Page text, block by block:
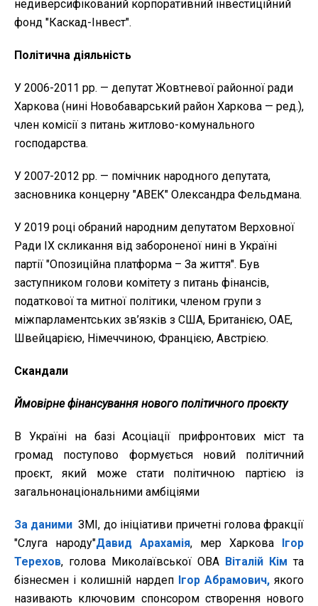
недиверсифікований корпоративний інвестиційний
фонд "Каскад-Інвест".
Політична діяльність
У 2006-2011 рр. — депутат Жовтневої районної ради
Харкова (нині Новобаварський район Харкова — ред.),
член комісії з питань житлово-комунального
господарства.
У 2007-2012 рр. — помічник народного депутата,
засновника концерну "АВЕК" Олександра Фельдмана.
У 2019 році обраний народним депутатом Верховної
Ради ІХ скликання від забороненої нині в Україні
партії "Опозиційна платформа – За життя". Був
заступником голови комітету з питань фінансів,
податкової та митної політики, членом групи з
міжпарламентських зв’язків з США, Британією, ОАЕ,
Швейцарією, Німеччиною, Францією, Австрією.
Скандали
Ймовірне фінансування нового політичного проєкту
В Україні на базі Асоціації прифронтових міст та
громад поступово формується новий політичний
проєкт, який може стати політичною партією із
загальнонаціональними амбіціями
За даними ЗМІ, до ініціативи причетні голова фракції
"Слуга народу"Давид Арахамія, мер Харкова Ігор
Терехов, голова Миколаївської ОВА Віталій Кім та
бізнесмен і колишній нардеп Ігор Абрамович, якого
називають ключовим спонсором створення нового